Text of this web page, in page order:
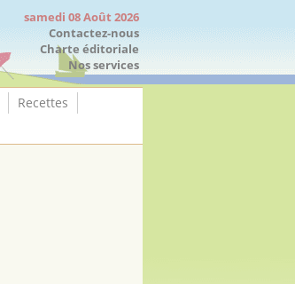
samedi 08 Août 2026
Contactez-nous
Charte éditoriale
Nos services
Recettes